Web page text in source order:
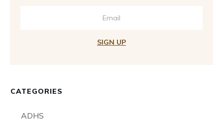
SIGN UP
CATEGORIES
ADHS